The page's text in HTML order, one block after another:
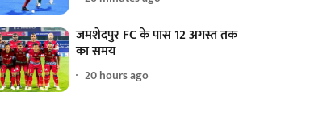
जमशेदपुर FC के पास 12 अगस्त तक
का समय
20 hours ago